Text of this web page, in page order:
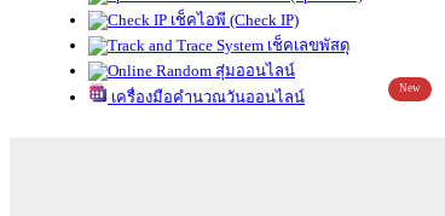
เช็คไอพี (Check IP)
เช็คเลขพัสดุ
สุ่มออนไลน์
เครื่องมือคำนวณวันออนไลน์
New